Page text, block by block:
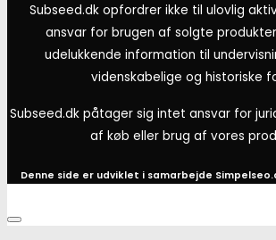
Subseed.dk opfordrer ikke til ulovlig
ansvar for brugen af solgte
udelukkende information til
videnskabelige og historiske
Subseed.dk påtager sig intet ansvar for
af køb eller brug af vores
Denne side er udviklet i samarbejde